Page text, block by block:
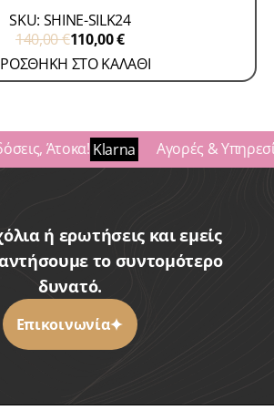
SKU: SHINE-SILK24
140,00€110,00€
ΣΤΟ ΚΑΛΑΘΙ
Άτοκα!Klarna Αγορές &
ή ερωτήσεις και εμείς
το συντομότερο
δυνατό.
Επικοινωνία